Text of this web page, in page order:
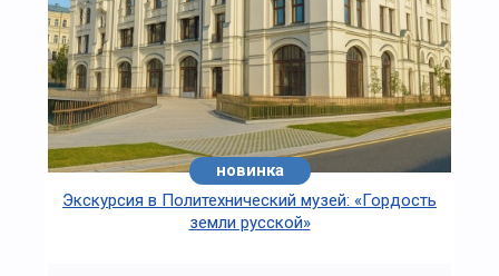
новинка
Экскурсия в Политехнический музей: «Гордость
земли русской»